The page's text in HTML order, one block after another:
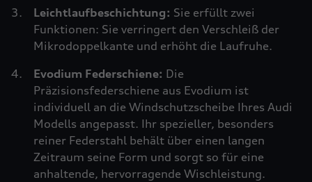
Leichtlaufbeschichtung: Sie erfüllt zwei
Funktionen: Sie verringert den Verschleiß der
Mikrodoppelkante und erhöht die Laufruhe.
Evodium Federschiene: Die
Präzisionsfederschiene aus Evodium ist
individuell an die Windschutzscheibe Ihres Audi
Modells angepasst. Ihr spezieller, besonders
reiner Federstahl behält über einen langen
Zeitraum seine Form und sorgt so für eine
anhaltende, hervorragende Wischleistung.